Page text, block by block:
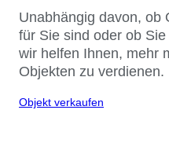
Unabhängig davon, ob
für Sie sind oder ob
wir helfen Ihnen, mehr
Objekten zu verdienen.
Objekt verkaufen